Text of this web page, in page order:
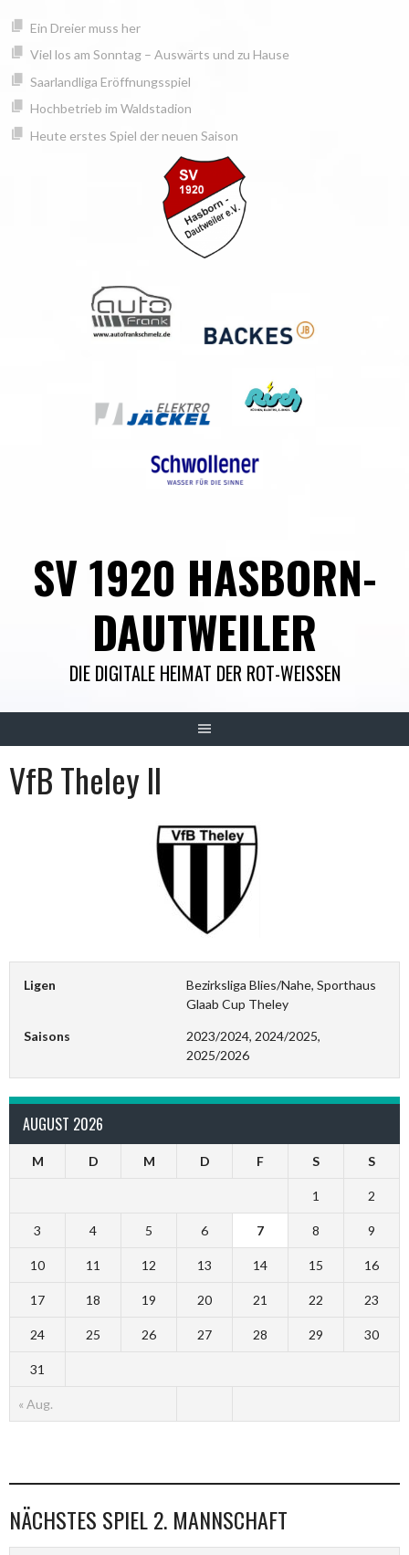
springen
zum
Inhalt
Ein Dreier muss her
Viel los am Sonntag – Auswärts und zu Hause
Saarlandliga Eröffnungsspiel
Hochbetrieb im Waldstadion
Heute erstes Spiel der neuen Saison
SV 1920 HASBORN-
DAUTWEILER
DIE DIGITALE HEIMAT DER ROT-WEISSEN
VfB Theley II
Ligen
Bezirksliga Blies/Nahe, Sporthaus
Glaab Cup Theley
Saisons
2023/2024, 2024/2025,
2025/2026
AUGUST 2026
M D M D F S S
« Aug.
1 2
3 4 5 6 7 8 9
10 11 12 13 14 15 16
17 18 19 20 21 22 23
24 25 26 27 28 29 30
31
NÄCHSTES SPIEL 2. MANNSCHAFT